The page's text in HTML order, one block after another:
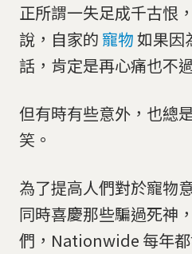
正所謂一失足成千古恨
說，自家的 寵物如果因
話，肯定是再心痛也不
但有時有些意外，也總
笑。
為了提高人們對於寵物
同時喜慶那些騙過死神
們，Nationwide 每年